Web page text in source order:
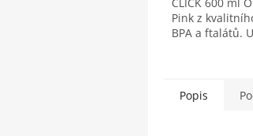
Pink z
BPA a ftalátů.
Popis